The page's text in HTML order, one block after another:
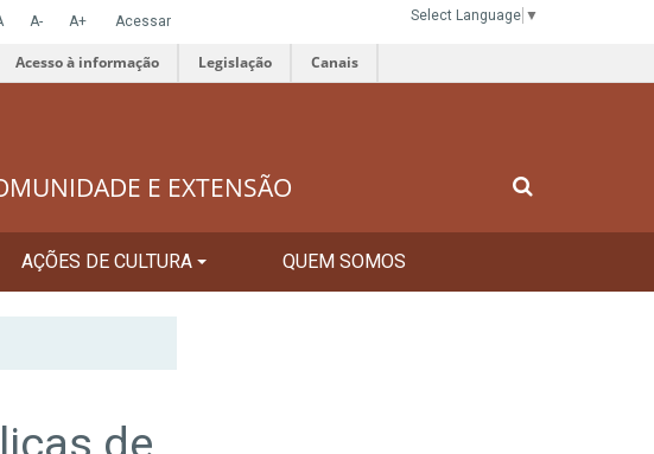
A- A+ Acessar Select Language ▼
Acesso à informação Legislação Canais
E EXTENSÃO
AÇÕES DE CULTURA QUEM SOMOS
de